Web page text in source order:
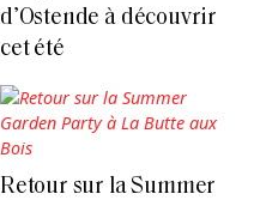
d’Ostende à découvrir
cet été
Retour sur la Summer